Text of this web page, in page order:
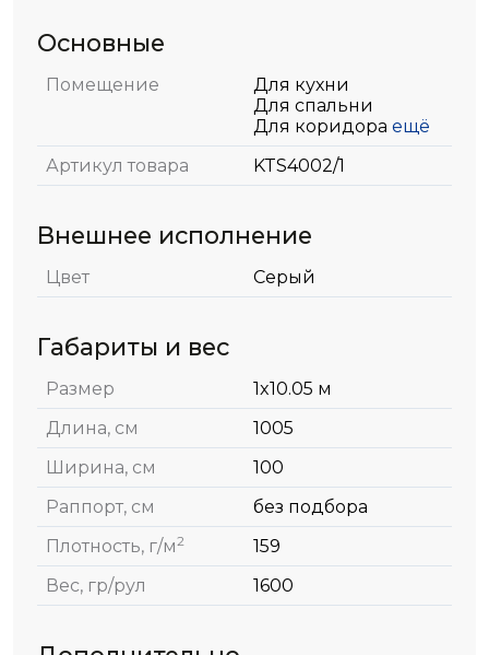
Основные
Помещение
Для кухни
Для спальни
Для коридора ещё
Артикул товара
KTS4002/1
Внешнее исполнение
Цвет Серый
Габариты и вес
Размер
1x10.05 м
Длина, см
1005
Ширина, см
100
Раппорт, см
без подбора
Плотность, г/м2
159
Вес, гр/рул
1600